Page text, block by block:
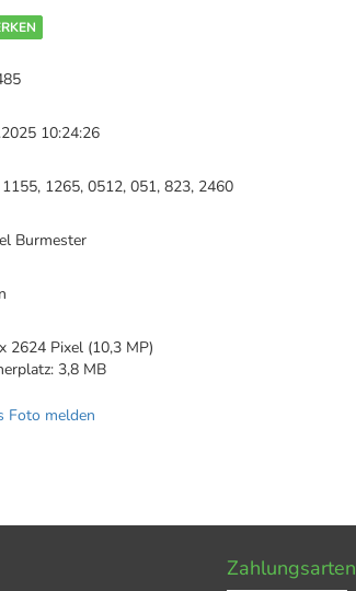
10:24:26
1265, 0512, 051, 823, 2460
Burmester
2624 Pixel (10,3 MP)
3,8 MB
Foto melden
Zahlungsarten